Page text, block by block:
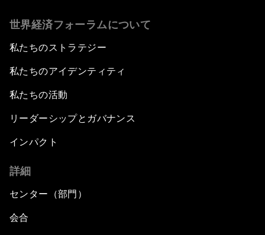
世界経済フォーラムについて
私たちのストラテジー
私たちのアイデンティティ
私たちの活動
リーダーシップとガバナンス
インパクト
詳細
センター（部門）
会合